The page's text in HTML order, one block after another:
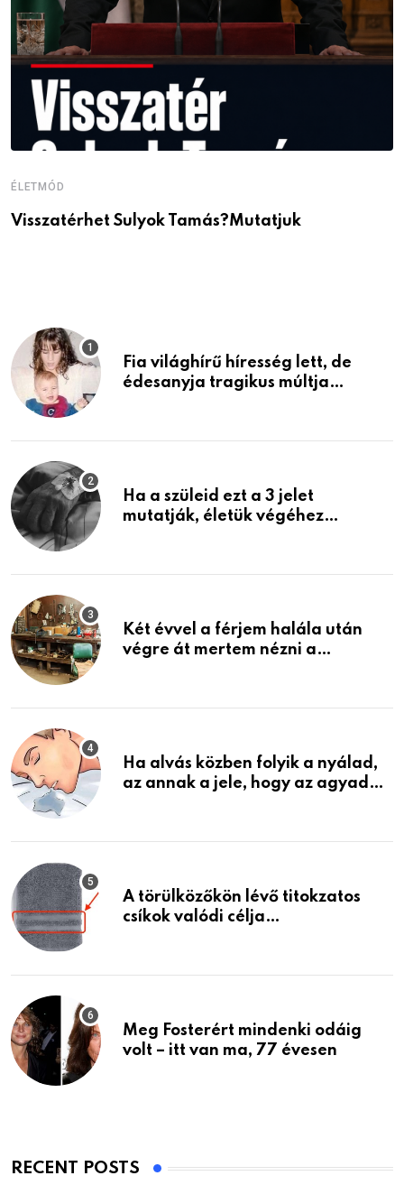
ÉLETMÓD
Visszatérhet Sulyok Tamás?Mutatjuk
Fia világhírű híresség lett, de
édesanyja tragikus múltja
Ha a szüleid ezt a 3 jelet
mutatják, életük végéhez
Két évvel a férjem halála után
végre át mertem nézni a
életemet
Ha alvás közben folyik a nyálad,
az annak a jele, hogy az agyad…
A törülközőkön lévő titokzatos
csíkok valódi célja…
Meg Fosterért mindenki odáig
volt – itt van ma, 77 évesen
RECENT POSTS